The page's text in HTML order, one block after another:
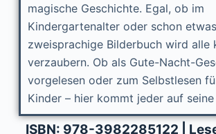
magische Geschichte. Egal, ob im
Kindergartenalter oder schon
zweisprachige Bilderbuch wird alle
verzaubern. Ob als Gute-Nacht-
vorgelesen oder zum Selbstlesen
Kinder – hier kommt jeder auf
ISBN: 978-3982285122 |